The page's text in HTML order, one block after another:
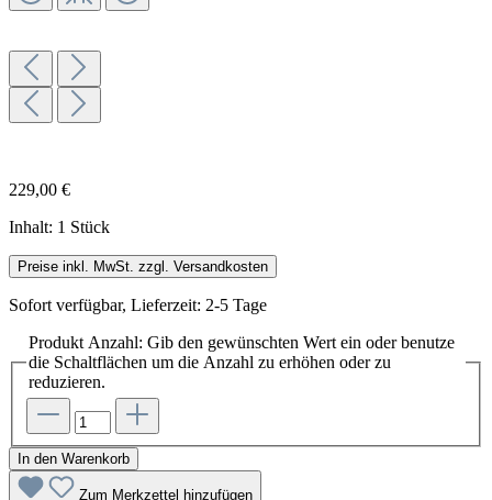
229,00 €
Inhalt: 1 Stück
Preise inkl. MwSt. zzgl. Versandkosten
Sofort verfügbar, Lieferzeit: 2-5 Tage
Produkt Anzahl: Gib den gewünschten Wert ein oder benutze
die Schaltflächen um die Anzahl zu erhöhen oder zu
reduzieren.
In den Warenkorb
Zum Merkzettel hinzufügen